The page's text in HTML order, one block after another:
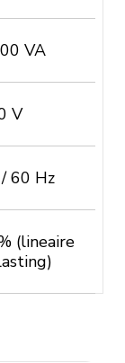
VA
V
60 Hz
(lineaire